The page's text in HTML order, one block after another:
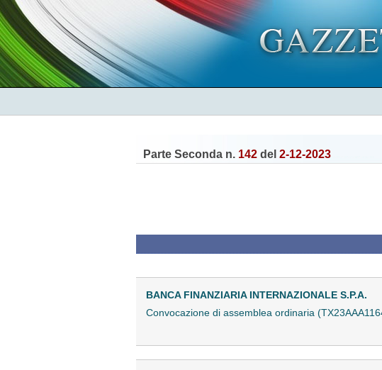
Parte Seconda n. 142 del 2-12-2023
BANCA FINANZIARIA INTERNAZIONALE S.P.A.
Convocazione di assemblea ordinaria